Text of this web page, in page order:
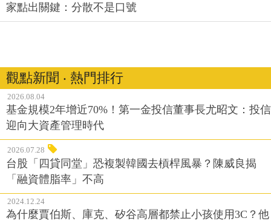
家點出關鍵：分散不是口號
觀點新聞 ‧ 熱門排行
2026.08.04
基金規模2年增近70%！第一金投信董事長尤昭文：投信
迎向大資產管理時代
2026.07.28
台股「四貸同堂」恐複製韓國去槓桿風暴？陳威良揭
「融資體脂率」不高
2024.12.24
為什麼賈伯斯、庫克、矽谷高層都禁止小孩使用3C？他